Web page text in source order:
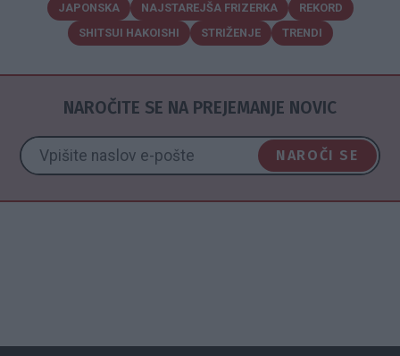
JAPONSKA NAJSTAREJŠA FRIZERKA
REKORD
SHITSUI HAKOISHI
STRIŽENJE TRENDI
NAROČITE SE NA PREJEMANJE NOVIC
NAROČI SE